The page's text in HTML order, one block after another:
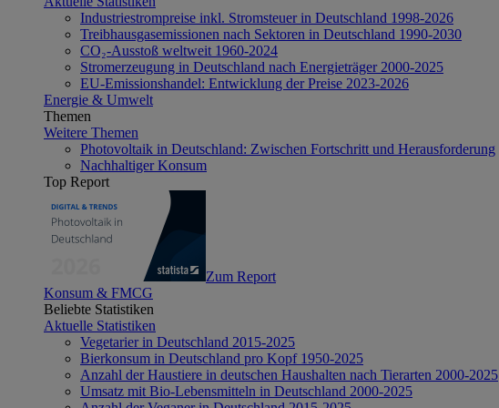
Industriestrompreise inkl. Stromsteuer in Deutschland 1998-2026
Treibhausgasemissionen nach Sektoren in Deutschland 1990-2030
CO₂-Ausstoß weltweit 1960-2024
Stromerzeugung in Deutschland nach Energieträger 2000-2025
EU-Emissionshandel: Entwicklung der Preise 2023-2026
Energie & Umwelt
Themen
Weitere Themen
Photovoltaik in Deutschland: Zwischen Fortschritt und Herausforderung
Nachhaltiger Konsum
Top Report
Zum Report
Konsum & FMCG
Beliebte Statistiken
Aktuelle Statistiken
Vegetarier in Deutschland 2015-2025
Bierkonsum in Deutschland pro Kopf 1950-2025
Anzahl der Haustiere in deutschen Haushalten nach Tierarten 2000-2025
Umsatz mit Bio-Lebensmitteln in Deutschland 2000-2025